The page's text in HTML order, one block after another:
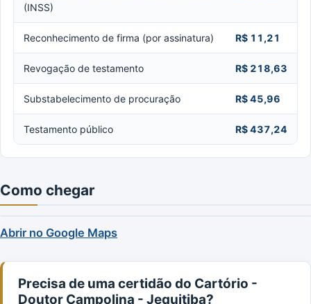
(INSS)
Reconhecimento de firma (por assinatura) R$ 11,21
Revogação de testamento R$ 218,63
Substabelecimento de procuração R$ 45,96
Testamento público R$ 437,24
Como chegar
Abrir no Google Maps
Precisa de uma certidão do Cartório -
Doutor Campolina - Jequitiba?